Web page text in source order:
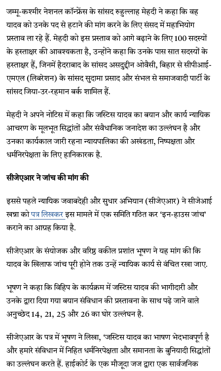
जम्मू-कश्मीर नेशनल कॉन्फ्रेंस के सांसद रुहुल्लाह मेहदी ने कहा कि वह
यादव को उनके पद से हटाने की मांग करने के लिए संसद में महाभियोग
प्रस्ताव ला रहे हैं. मेहदी को इस प्रस्ताव को आगे बढ़ाने के लिए 100 सदस्यों
के हस्ताक्षर की आवश्यकता है, उन्होंने कहा कि उनके पास सात सदस्यों के
हस्ताक्षर हैं, जिनमें हैदराबाद के सांसद असदुद्दीन ओवैसी, बिहार से सीपीआई-
एमएल (लिबरेशन) के सांसद सुदामा प्रसाद और संभल से समाजवादी पार्टी के
सांसद जिया-उर-रहमान बर्क शामिल हैं.
मेहदी ने अपने नोटिस में कहा कि जस्टिस यादव का बयान और कार्य न्यायिक
आचरण के मूलभूत सिद्धांतों और संवैधानिक जनादेश का उल्लंघन है और
उनका कार्यकाल जारी रहना न्यायपालिका की अखंडता, निष्पक्षता और
धर्मनिरपेक्षता के लिए हानिकारक है.
सीजेएआर ने जांच की मांग की
इससे पहले न्यायिक जवाबदेही और सुधार अभियान (सीजेएआर) ने सीजेआई
खन्ना कोपत्र लिखकरइस मामले में एक समिति गठित कर ‘इन-हाउस जांच’
कराने का आग्रह किया है.
सीजेएआर के संयोजक और वरिष्ठ वकील प्रशांत भूषण ने यह मांग की कि
यादव के खिलाफ जांच पूरी होने तक उन्हें न्यायिक कार्य से वंचित रखा जाए.
भूषण ने कहा कि विहिप के कार्यक्रम में जस्टिस यादव की भागीदारी और
उनके द्वारा दिया गया बयान संविधान की प्रस्तावना के साथ पढ़े जाने वाले
अनुच्छेद 14, 21, 25 और 26 का घोर उल्लंघन है.
सीजेएआर के पत्र में भूषण ने लिखा, ‘जस्टिस यादव का भाषण भेदभावपूर्ण है
और हमारे संविधान में निहित धर्मनिरपेक्षता और समानता के बुनियादी सिद्धांतों
का उल्लंघन करते हैं. हाईकोर्ट के एक मौजूदा जज द्वारा एक सार्वजनिक